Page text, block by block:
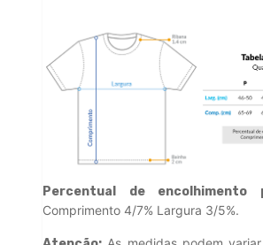
Percentual de encolhimento
Comprimento 4/7% Largura 3/5%.